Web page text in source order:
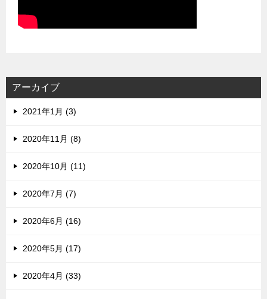
アーカイブ
2021年1月 (3)
2020年11月 (8)
2020年10月 (11)
2020年7月 (7)
2020年6月 (16)
2020年5月 (17)
2020年4月 (33)